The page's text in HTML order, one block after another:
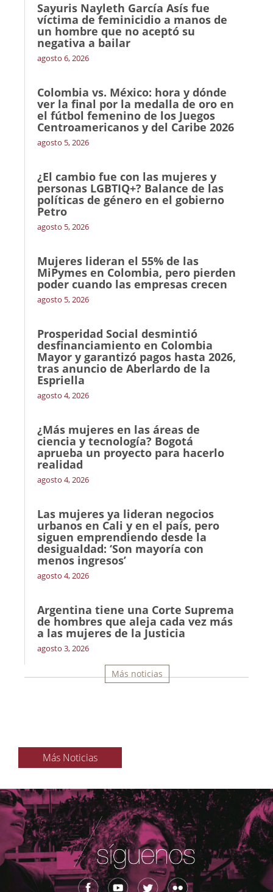
Sayuris Nayleth García Asís fue
víctima de feminicidio a manos de
un hombre que no aceptó su
negativa a bailar
agosto 6, 2026
Colombia vs. México: hora y dónde
ver la final por la medalla de oro en
el fútbol femenino de los Juegos
Centroamericanos y del Caribe 2026
agosto 5, 2026
¿El cambio fue con las mujeres y
personas LGBTIQ+? Balance de las
políticas de género en el gobierno
Petro
agosto 5, 2026
Mujeres lideran el 55% de las
MiPymes en Colombia, pero pierden
poder cuando las empresas crecen
agosto 5, 2026
Prosperidad Social desmintió
desfinanciamiento en Colombia
Mayor y garantizó pagos hasta 2026,
tras anuncio de Aberlardo de la
Espriella
agosto 4, 2026
¿Más mujeres en las áreas de
ciencia y tecnología? Bogotá
aprueba un proyecto para hacerlo
realidad
agosto 4, 2026
Las mujeres ya lideran negocios
urbanos en Cali y en el país, pero
siguen emprendiendo desde la
desigualdad: ‘Son mayoría con
menos ingresos’
agosto 4, 2026
Argentina tiene una Corte Suprema
de hombres que aleja cada vez más
a las mujeres de la Justicia
agosto 3, 2026
Más noticias
Más Noticias